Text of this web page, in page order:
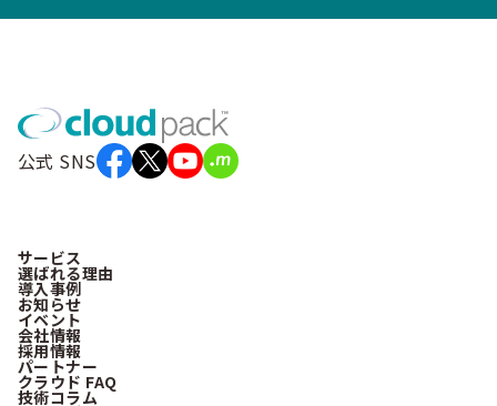
公式 SNS
サービス
選ばれる理由
導入事例
お知らせ
イベント
会社情報
採用情報
パートナー
クラウド FAQ
技術コラム